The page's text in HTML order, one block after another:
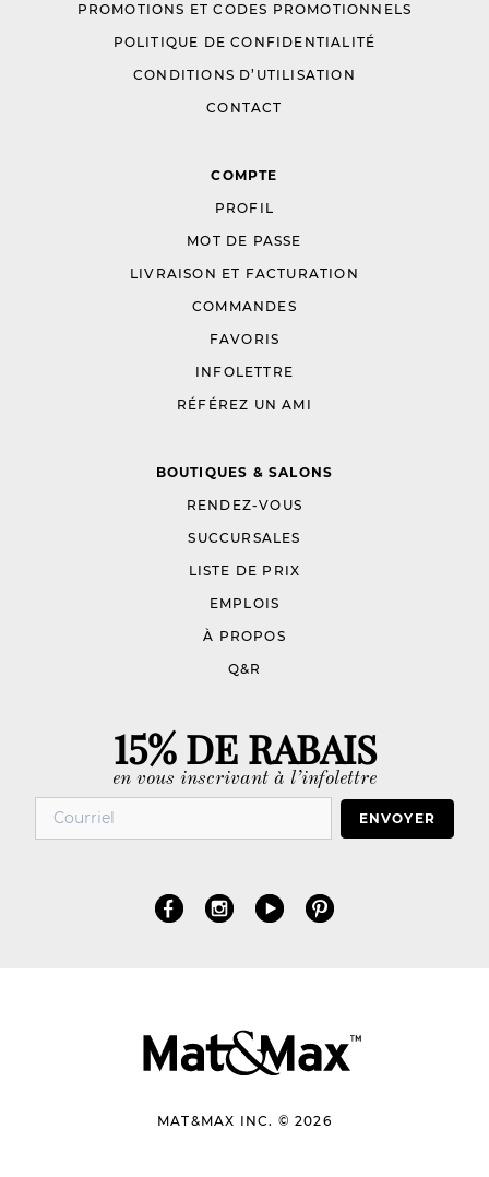
PROMOTIONS ET CODES PROMOTIONNELS
POLITIQUE DE CONFIDENTIALITÉ
CONDITIONS D’UTILISATION
CONTACT
COMPTE
PROFIL
MOT DE PASSE
LIVRAISON ET FACTURATION
COMMANDES
FAVORIS
INFOLETTRE
RÉFÉREZ UN AMI
BOUTIQUES & SALONS
RENDEZ-VOUS
SUCCURSALES
LISTE DE PRIX
EMPLOIS
À PROPOS
Q&R
15% DE RABAIS
en vous inscrivant à l’infolettre
ENVOYER
MAT&MAX INC. © 2026